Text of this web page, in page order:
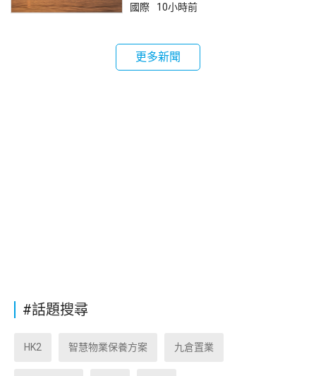
國際 10小時前
更多新聞
#話題搜尋
HK2 智慧物業保養方案 九倉置業